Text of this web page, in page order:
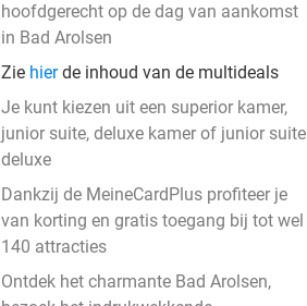
hoofdgerecht op de dag van aankomst
in Bad Arolsen
Zie hierde inhoud van de multideals
Je kunt kiezen uit een superior kamer,
junior suite, deluxe kamer of junior suite
deluxe
Dankzij de MeineCardPlus profiteer je
van korting en gratis toegang bij tot wel
140 attracties
Ontdek het charmante Bad Arolsen,